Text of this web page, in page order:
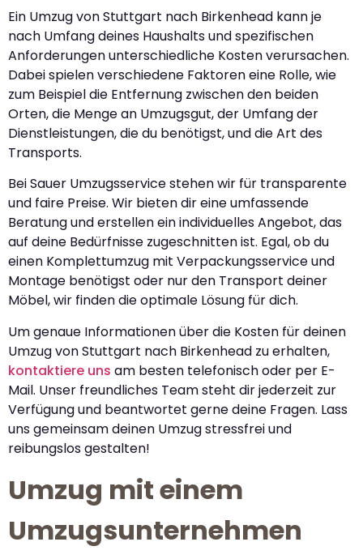
Ein Umzug von Stuttgart nach Birkenhead kann je
nach Umfang deines Haushalts und spezifischen
Anforderungen unterschiedliche Kosten verursachen.
Dabei spielen verschiedene Faktoren eine Rolle, wie
zum Beispiel die Entfernung zwischen den beiden
Orten, die Menge an Umzugsgut, der Umfang der
Dienstleistungen, die du benötigst, und die Art des
Transports.
Bei Sauer Umzugsservice stehen wir für transparente
und faire Preise. Wir bieten dir eine umfassende
Beratung und erstellen ein individuelles Angebot, das
auf deine Bedürfnisse zugeschnitten ist. Egal, ob du
einen Komplettumzug mit Verpackungsservice und
Montage benötigst oder nur den Transport deiner
Möbel, wir finden die optimale Lösung für dich.
Um genaue Informationen über die Kosten für deinen
Umzug von Stuttgart nach Birkenhead zu erhalten,
kontaktiere uns am besten telefonisch oder per E-
Mail. Unser freundliches Team steht dir jederzeit zur
Verfügung und beantwortet gerne deine Fragen. Lass
uns gemeinsam deinen Umzug stressfrei und
reibungslos gestalten!
Umzug mit einem
Umzugsunternehmen